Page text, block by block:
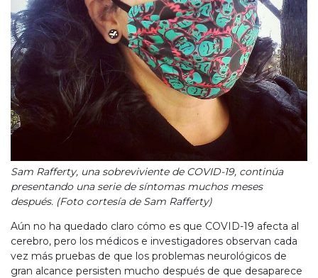
Sam Rafferty, una sobreviviente de COVID-19, continúa
presentando una serie de síntomas muchos meses
después. (Foto cortesía de Sam Rafferty)
Aún no ha quedado claro cómo es que COVID-19 afecta al
cerebro, pero los médicos e investigadores observan cada
vez más pruebas de que los problemas neurológicos de
gran alcance persisten mucho después de que desaparece